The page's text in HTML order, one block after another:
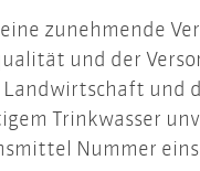
zunehmende
und der
und
Trinkwasser
Nummer